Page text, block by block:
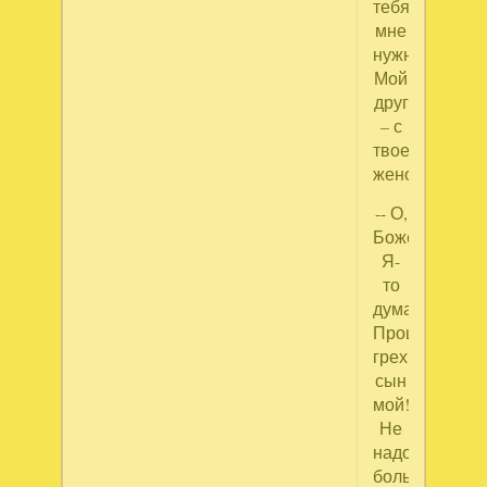
тебя
мне
нужно…
Мой
друг
– с
твоей
женой.
-- О,
Боже!
Я-
то
думал!
Прощаю
грех,
сын
мой!
Не
надо
больше